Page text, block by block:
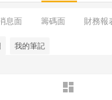
dashboard
息面 籌碼面 財務報
我的筆記